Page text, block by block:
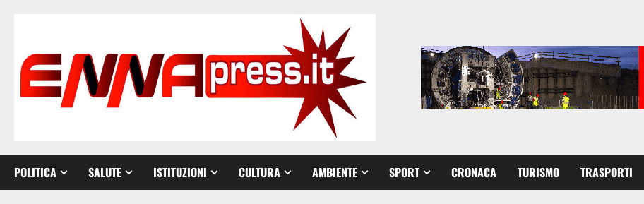
POLITICA SALUTE ISTITUZIONI CULTURA AMBIENTE SPORT CRONACA TURISMO TRASPORTI